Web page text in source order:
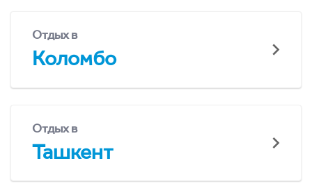
Отдых в
Коломбо
Отдых в
Ташкент